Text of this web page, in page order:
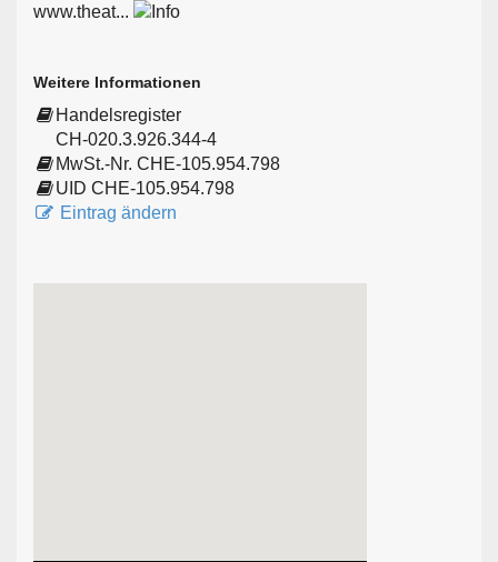
www.theat...
Weitere Informationen
Handelsregister
CH-020.3.926.344-4
MwSt.-Nr. CHE-105.954.798
UID CHE-105.954.798
Eintrag ändern